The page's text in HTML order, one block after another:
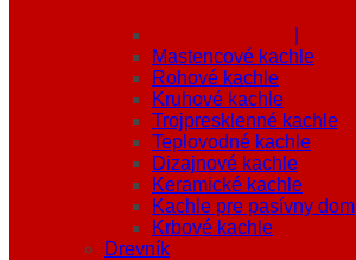
Mastencové kachle
Rohové kachle
Kruhové kachle
Trojpresklenné kachle
Teplovodné kachle
Dizajnové kachle
Keramické kachle
Kachle pre pasívny dom
Krbové kachle
Drevník